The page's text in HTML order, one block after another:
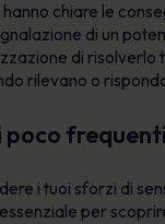
hanno chiare le
di un
di
rilevano o
poco frequenti
i tuoi sforzi di
per